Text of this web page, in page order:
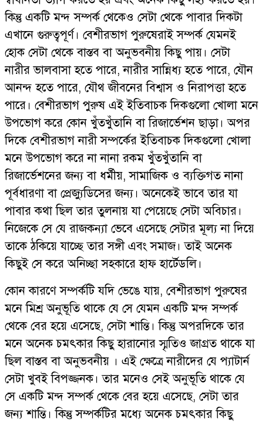
কিন্তু একটি মন্দ সম্পর্ক থেকেও সেটা থেকে পাবার দিকটা
এখানে গুরুত্বপূর্ণ। বেশীরভাগ পুরুষেরাই সম্পর্ক যেমনই
হোক সেটা থেকে বাস্তব বা অনুভবনীয় কিছু পায়। সেটা
নারীর ভালবাসা হতে পারে, নারীর সান্নিধ্য হতে পারে, যৌন
আনন্দ হতে পারে, যৌথ জীবনের বিশ্বাস ও নিরাপত্তা হতে
পারে। বেশীরভাগ পুরুষ এই ইতিবাচক দিকগুলো খোলা মনে
উপভোগ করে কোন খুঁতখুঁতানি বা রিজার্ভেশন ছাড়া। অপর
দিকে বেশীরভাগ নারী সম্পর্কের ইতিবাচক দিকগুলো খোলা
মনে উপভোগ করে না নানা রকম খুঁতখুঁতানি বা
রিজার্ভেশনের জন্য বা ধর্মীয়, সামাজিক ও ব্যক্তিগত নানা
পূর্বধারণা বা প্রেজ্যুডিসের জন্য। অনেকেই ভাবে তার যা
পাবার কথা ছিল তার তুলনায় যা পেয়েছে সেটা অবিচার।
নিজেকে সে যে রাজকন্যা ভেবে এসেছে সেটার মূল্য না দিয়ে
তাকে ঠকিয়ে যাচ্ছে তার সঙ্গী এবং সমাজ। তাই অনেক
কিছুই সে করে অনিচ্ছা সহকারে হাফ হার্টেডলি।
কোন কারণে সম্পর্কটি যদি ভেঙে যায়, বেশীরভাগ পুরুষের
মনে মিশ্র অনুভূতি থাকে যে সে যেমন একটি মন্দ সম্পর্ক
থেকে বের হয়ে এসেছে, সেটা শান্তি। কিন্তু অপরদিকে তার
মনে অনেক চমৎকার কিছু হারানোর স্মৃতিও জাগ্রত থাকে যা
ছিল বাস্তব বা অনুভবনীয় । এই ক্ষেত্রে নারীদের যে প্যাটার্ন
সেটা খুবই বিপজ্জনক। তার মনেও সেই অনুভূতি থাকে যে
সে একটি মন্দ সম্পর্ক থেকে বের হয়ে এসেছে, সেটা তার
জন্য শান্তি। কিন্তু সম্পর্কটির মধ্যে অনেক চমৎকার কিছু